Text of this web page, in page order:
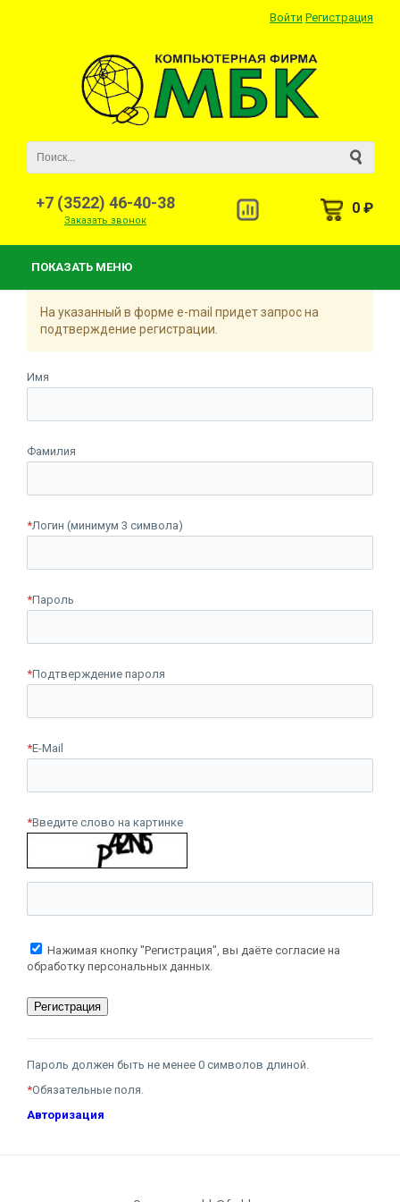
Войти Регистрация
+7 (3522) 46-40-38
Заказать звонок
0 ₽
ПОКАЗАТЬ МЕНЮ
На указанный в форме e-mail придет запрос на
подтверждение регистрации.
Имя
Фамилия
*Логин (минимум 3 символа)
*Пароль
*Подтверждение пароля
*E-Mail
*Введите слово на картинке
Нажимая кнопку "Регистрация", вы даёте согласие на
обработку персональных данных.
Пароль должен быть не менее 0 символов длиной.
*Обязательные поля.
Авторизация